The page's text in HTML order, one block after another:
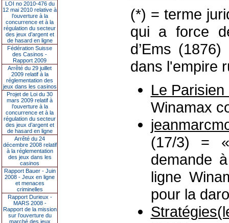
LOI no 2010-476 du
12 mai 2010 relative à
l’ouverture à la
concurrence et à la
régulation du secteur
des jeux d’argent et
de hasard en ligne
Fédération Suisse
des Casinos -
Rapport 2009
Arrêté du 29 juillet
2009 relatif à la
réglementation des
jeux dans les casinos
Projet de Loi du 30
mars 2009 relatif à
l’ouverture à la
concurrence et à la
régulation du secteur
des jeux d’argent et
de hasard en ligne
Arrêté du 24
décembre 2008 relatif
à la réglementation
des jeux dans les
casinos
Rapport Bauer - Juin
2008 - Jeux en ligne
et menaces
criminelles
Rapport Durieux -
MARS 2008 -
Rapport de la mission
sur l’ouverture du
marché des jeux
(*) = terme
qui a force
d’Ems
dans l'empire
Le
Winamax
(17/3) =
demande
ligne
pour la